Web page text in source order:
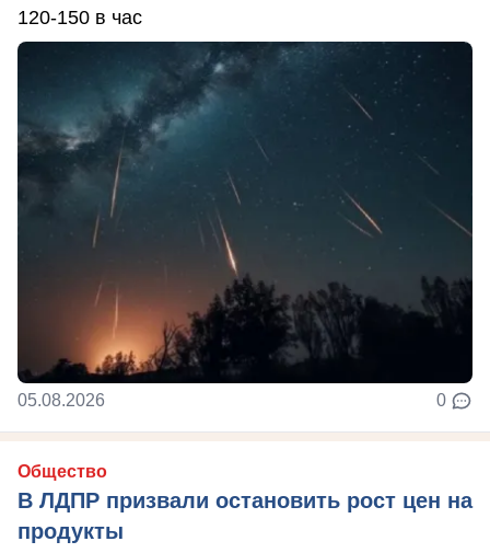
120-150 в час
05.08.2026 0
Общество
В ЛДПР призвали остановить рост цен на
продукты